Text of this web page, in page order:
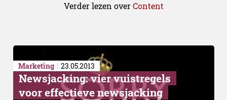
Verder lezen overContent
Marketing 23.05.2013
Newsjacking: vier vuistregels
voor effectieve newsjacking